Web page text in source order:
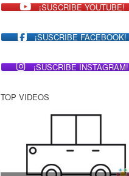
¡SUSCRIBE YOUTUBE!
¡SUSCRIBE FACEBOOK!
¡SUSCRIBE INSTAGRAM!
TOP VIDEOS